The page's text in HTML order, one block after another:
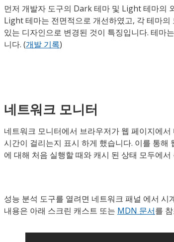
먼저 개발자 도구의 Dark 테마 및 Light 테마의
Light 테마는 전면적으로 개선하였고, 각 테마의
있는 디자인으로 변경된 것이 특징입니다. 테마는
니다. (개발 기록)
네트워크 모니터
네트워크 모니터에서 브라우저가 웹 페이지에
시간이 걸리는지 표시 하게 했습니다. 이를 통해
에 대해 처음 실행할 때와 캐시 된 상태 모두에서
성능 분석 도구를 열려면 네트워크 패널 에서 시
내용은 아래 스크린 캐스트 또는 MDN 문서를